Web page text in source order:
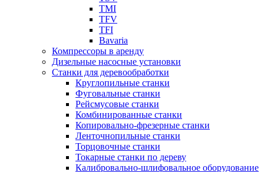
TMI
TFV
TFI
Bavaria
Компрессоры в аренду
Дизельные насосные установки
Станки для деревообработки
Круглопильные станки
Фуговальные станки
Рейсмусовые станки
Комбинированные станки
Копировально-фрезерные станки
Ленточнопильные станки
Торцовочные станки
Токарные станки по дереву
Калибровально-шлифовальное оборудование